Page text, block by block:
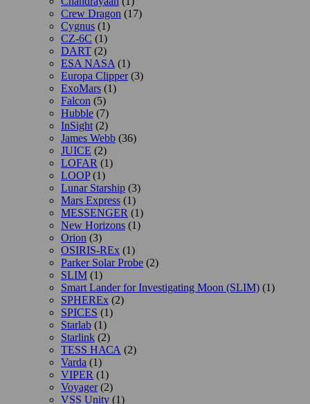
Crew Dragon (17)
Cygnus (1)
CZ-6C (1)
DART (2)
ESA NASA (1)
Europa Clipper(3)
ExoMars (1)
Falcon (5)
Hubble (7)
InSight (2)
James Webb (36)
JUICE (2)
LOFAR (1)
LOOP(1)
Lunar Starship (3)
Mars Express (1)
MESSENGER (1)
New Horizons (1)
Orion (3)
OSIRIS-REx (1)
Parker Solar Probe (2)
SLIM (1)
Smart Lander for Investigating Moon (SLIM) (1)
SPHEREx (2)
SPICES (1)
Starlab (1)
Starlink (2)
TESS НАСА (2)
Varda (1)
VIPER (1)
Voyager(2)
VSS Unity (1)